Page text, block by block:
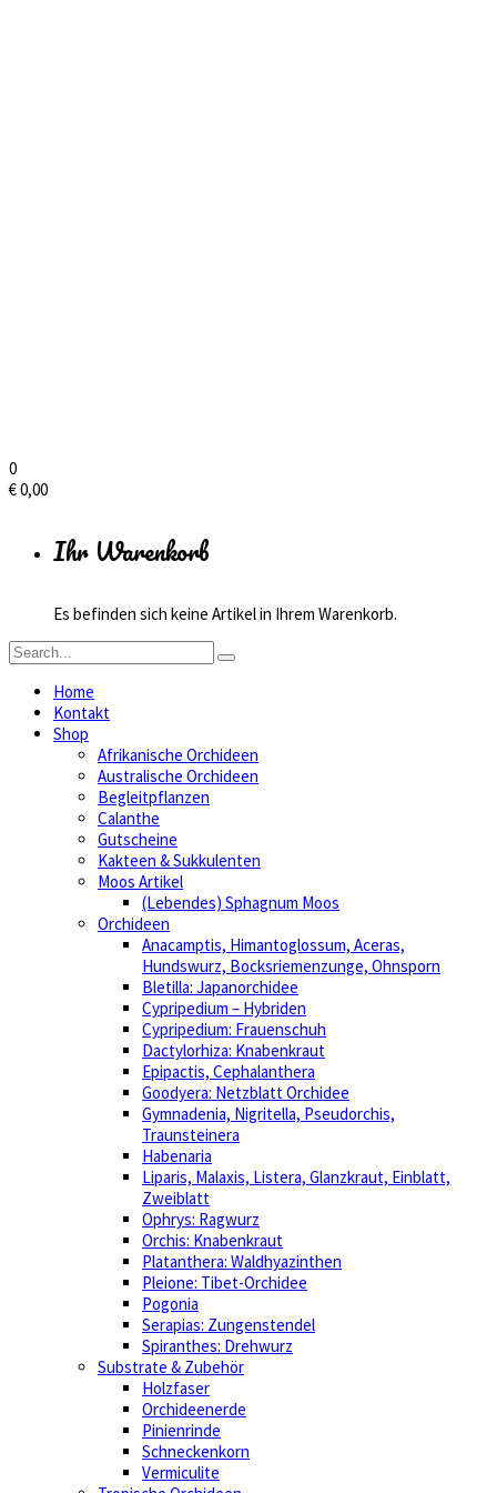
0
€0,00
Ihr Warenkorb
Es befinden sich keine Artikel in Ihrem Warenkorb.
Home
Kontakt
Shop
Afrikanische Orchideen
Australische Orchideen
Begleitpflanzen
Calanthe
Gutscheine
Kakteen & Sukkulenten
Moos Artikel
(Lebendes) Sphagnum Moos
Orchideen
Anacamptis, Himantoglossum, Aceras,
Hundswurz, Bocksriemenzunge, Ohnsporn
Bletilla: Japanorchidee
Cypripedium – Hybriden
Cypripedium: Frauenschuh
Dactylorhiza: Knabenkraut
Epipactis, Cephalanthera
Goodyera: Netzblatt Orchidee
Gymnadenia, Nigritella, Pseudorchis,
Traunsteinera
Habenaria
Liparis, Malaxis, Listera, Glanzkraut, Einblatt,
Zweiblatt
Ophrys: Ragwurz
Orchis: Knabenkraut
Platanthera: Waldhyazinthen
Pleione: Tibet-Orchidee
Pogonia
Serapias: Zungenstendel
Spiranthes: Drehwurz
Substrate & Zubehör
Holzfaser
Orchideenerde
Pinienrinde
Schneckenkorn
Vermiculite